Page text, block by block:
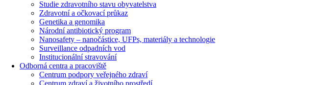
Studie zdravotního stavu obyvatelstva
Zdravotní a očkovací průkaz
Genetika a genomika
Národní antibiotický program
Nanosafety – nanočástice, UFPs, materiály a technologie
Surveillance odpadních vod
Institucionální stravování
Odborná centra a pracoviště
Centrum podpory veřejného zdraví
Centrum zdraví a životního prostředí